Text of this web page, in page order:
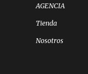
AGENCIA
Tienda
Nosotros